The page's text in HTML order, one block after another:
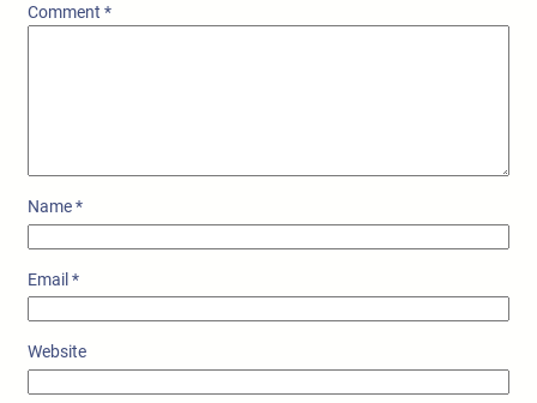
Comment *
Name*
Email *
Website